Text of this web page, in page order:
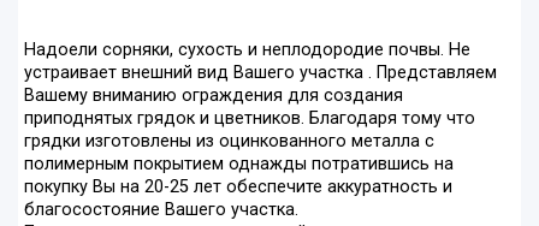
Надоели сорняки, сухость и неплодородие почвы. Не
устраивает внешний вид Вашего участка . Представляем
Вашему вниманию ограждения для создания
приподнятых грядок и цветников. Благодаря тому что
грядки изготовлены из оцинкованного металла с
полимерным покрытием однажды потратившись на
покупку Вы на 20-25 лет обеспечите аккуратность и
благосостояние Вашего участка.